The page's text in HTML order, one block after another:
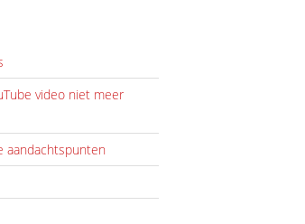
video niet meer
aandachtspunten